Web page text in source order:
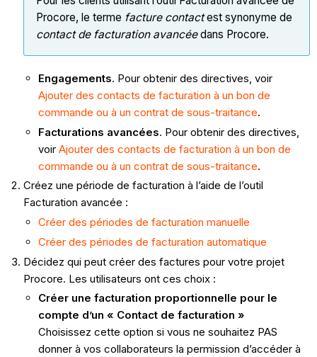
Procore, le terme facture contactest synonyme de
contact de facturation avancéedans Procore.
Engagements. Pour obtenir des directives, voir
Ajouter des contacts de facturation à un bon de
commande ou à un contrat de sous-traitance.
Facturations avancées. Pour obtenir des directives,
voir Ajouter des contacts de facturation à un bon de
commande ou à un contrat de sous-traitance.
Créez une période de facturation à l’aide de l’outil
Facturation avancée :
Créer des périodes de facturation manuelle
Créer des périodes de facturation automatique
Décidez qui peut créer des factures pour votre projet
Procore. Les utilisateurs ont ces choix :
Créer une facturation proportionnelle pour le
compte d’un « Contact de facturation »
Choisissez cette option si vous ne souhaitez PAS
donner à vos collaborateurs la permission d’accéder à